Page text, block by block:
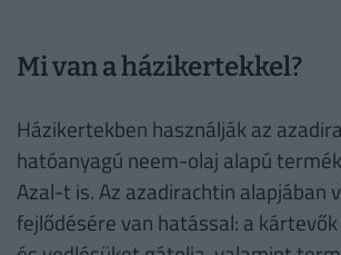
Mi van a házikertekkel?
Házikertekben használják az
hatóanyagú neem-olaj alapú
Azal-t is. Az azadirachtin alapjában
fejlődésére van hatással: a